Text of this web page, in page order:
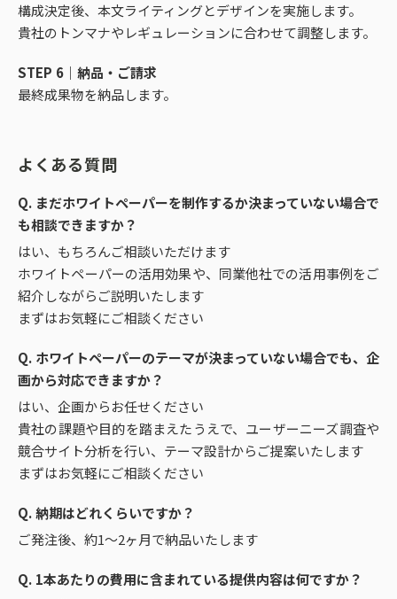
構成決定後、本文ライティングとデザインを実施します。
貴社のトンマナやレギュレーションに合わせて調整します。
STEP 6｜納品・ご請求
最終成果物を納品します。
よくある質問
Q. まだホワイトペーパーを制作するか決まっていない場合で
も相談できますか？
はい、もちろんご相談いただけます
ホワイトペーパーの活用効果や、同業他社での活用事例をご
紹介しながらご説明いたします
まずはお気軽にご相談ください
Q. ホワイトペーパーのテーマが決まっていない場合でも、企
画から対応できますか？
はい、企画からお任せください
貴社の課題や目的を踏まえたうえで、ユーザーニーズ調査や
競合サイト分析を行い、テーマ設計からご提案いたします
まずはお気軽にご相談ください
Q. 納期はどれくらいですか？
ご発注後、約1～2ヶ月で納品いたします
Q. 1本あたりの費用に含まれている提供内容は何ですか？